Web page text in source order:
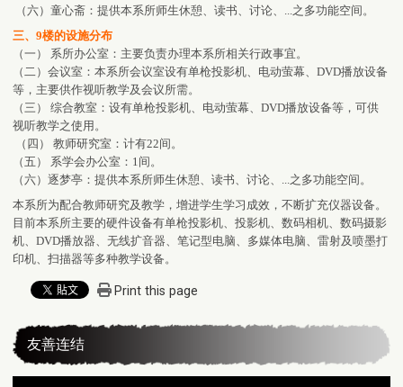
（六）童心斋：提供本系所师生休憩、读书、讨论、...之多功能空间。
三、9楼的设施分布
（一） 系所办公室：主要负责办理本系所相关行政事宜。
（二）会议室：本系所会议室设有单枪投影机、电动萤幕、DVD播放设备
等，主要供作视听教学及会议所需。
（三） 综合教室：设有单枪投影机、电动萤幕、DVD播放设备等，可供
视听教学之使用。
（四） 教师研究室：计有22间。
（五） 系学会办公室：1间。
（六）逐梦亭：提供本系所师生休憩、读书、讨论、...之多功能空间。
本系所为配合教师研究及教学，增进学生学习成效，不断扩充仪器设备。
目前本系所主要的硬件设备有单枪投影机、投影机、数码相机、数码摄影
机、DVD播放器、无线扩音器、笔记型电脑、多媒体电脑、雷射及喷墨打
印机、扫描器等多种教学设备。
Print this page
友善连结